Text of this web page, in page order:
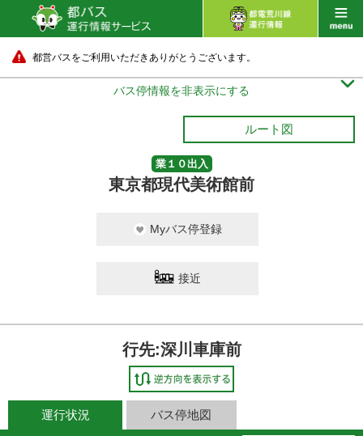
都営バスをご利用いただきありがとうございます。
バス停情報を非表示にする 
ルート図
業１０出入
東京都現代美術館前
Myバス停登録
接近
行先:深川車庫前
運行状況 バス停地図